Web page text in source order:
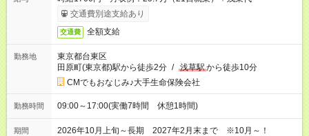
交通費別途支給あり
交通費 全額支給
勤務地
東京都台東区
田原町(東京都)駅から徒歩2分 / 浅草駅から徒歩10分
CMでもおなじみ♪大手生命保険会社
勤務時間 09:00～17:00(実働7時間 休憩1時間)
期間 2026年10月上旬～長期 2027年2月末まで ※10月～！